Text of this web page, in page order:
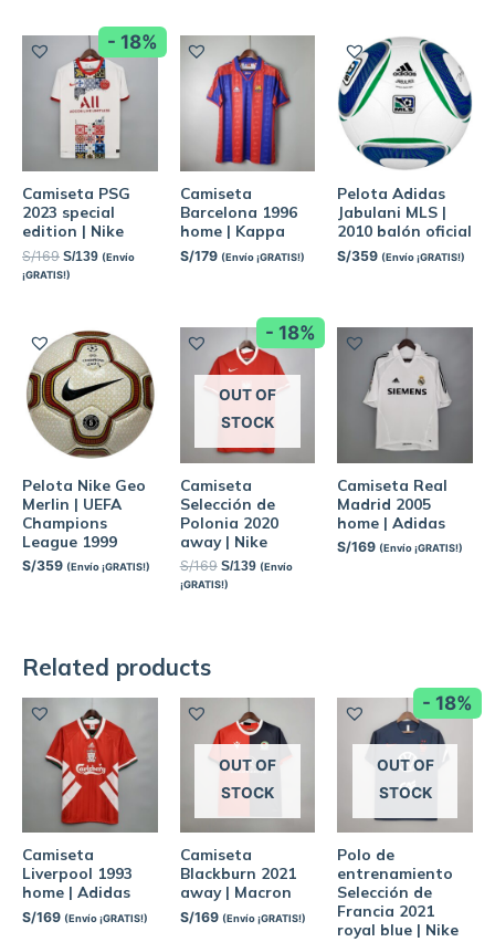
- 18%
Camiseta PSG
2023 special
edition | Nike
S/169 S/139 (Envío
¡GRATIS!)
Camiseta
Barcelona 1996
home | Kappa
S/179 (Envío ¡GRATIS!)
Pelota Adidas
Jabulani MLS |
2010 balón oficial
S/359 (Envío ¡GRATIS!)
Pelota Nike Geo
Merlin | UEFA
Champions
League 1999
S/359 (Envío ¡GRATIS!)
- 18%
OUT OF
STOCK
Camiseta
Selección de
Polonia 2020
away | Nike
S/169 S/139 (Envío
¡GRATIS!)
Camiseta Real
Madrid 2005
home | Adidas
S/169 (Envío ¡GRATIS!)
Related products
Camiseta
Liverpool 1993
home | Adidas
S/169 (Envío ¡GRATIS!)
OUT OF
STOCK
Camiseta
Blackburn 2021
away | Macron
S/169 (Envío ¡GRATIS!)
- 18%
OUT OF
STOCK
Polo de
entrenamiento
Selección de
Francia 2021
royal blue | Nike